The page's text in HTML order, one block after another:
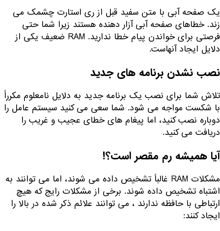
یک صفحه آبی با متن سفید قبل از ری استارت چشمک می
زند. خطاهای صفحه آبی آزار دهنده هستند زیرا شما حتی
فرصتی برای خواندن پیام خطا ندارید. RAM ضعیف یکی از
دلایل ایجاد آنهاست.
نصب نشدن برنامه های جدید
تلاش شما برای نصب یک برنامه جدید به دلایل نامعلوم مکرراً
با شکست مواجه می شود. شما سعی می کنید سیستم عامل را
دوباره نصب کنید، اما پیغام های خطای عجیب و غریب را
دریافت می کنید.
آیا همیشه رم مقصر است؟!
مشکلات RAM غالباً تشخیص داده می شوند، اما می توانند به
اشتباه تشخیص داده شوند. برخی از مشکلات رایج که هیچ
ارتباطی با حافظه ندارند ، می توانند علائم ذکر شده در بالا را
ایجاد کنند: